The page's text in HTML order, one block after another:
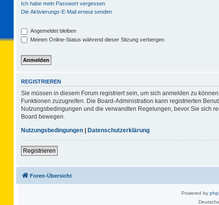
Ich habe mein Passwort vergessen
Die Aktivierungs-E-Mail erneut senden
Angemeldet bleiben
Meinen Online-Status während dieser Sitzung verbergen
REGISTRIEREN
Sie müssen in diesem Forum registriert sein, um sich anmelden zu
Funktionen zuzugreifen. Die Board-Administration kann registrierten
Nutzungsbedingungen und die verwandten Regelungen, bevor Sie sich
Board bewegen.
Nutzungsbedingungen | Datenschutzerklärung
Registrieren
Foren-Übersicht
Powered by